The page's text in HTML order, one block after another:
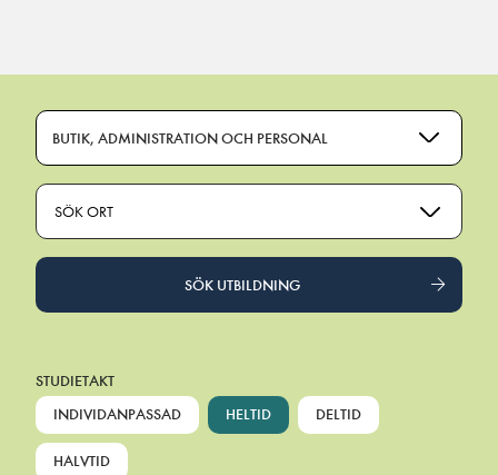
BUTIK, ADMINISTRATION OCH PERSONAL
SÖK ORT
SÖK UTBILDNING
STUDIETAKT
INDIVIDANPASSAD
HELTID DELTID
HALVTID